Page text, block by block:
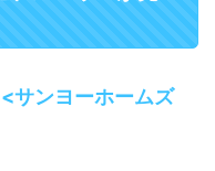
サンヨーホームズ